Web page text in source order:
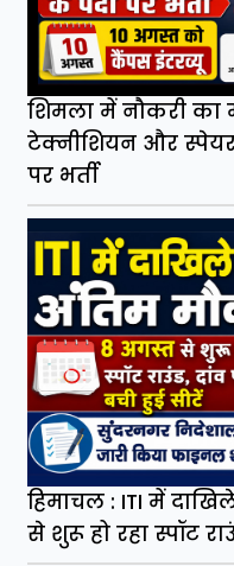
शिमला में नौकरी का
टेक्नीशियन और स्पेयर
पर भर्ती
हिमाचल : ITI में
से शुरू हो रहा स्पॉट